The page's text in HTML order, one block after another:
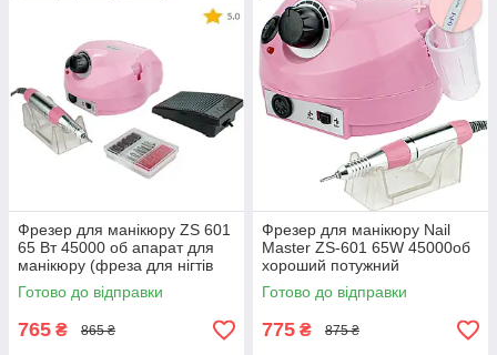
Фрезер для манікюру ZS 601
65 Вт 45000 об апарат для
манікюру (фреза для нігтів
Nail Drill pro zs 601)
Готово до відправки
765 ₴ 865 ₴
Фрезер для манікюру Nail
Master ZS-601 65W 45000об
хороший потужний
професійний фрезер
манікюрний DM 202
Готово до відправки
775 ₴ 875 ₴